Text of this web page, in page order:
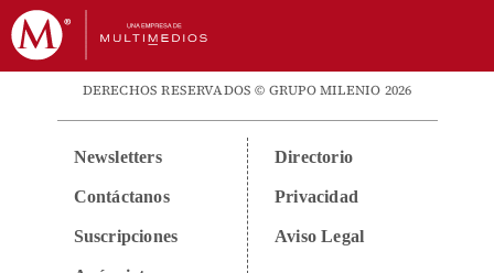
DERECHOS RESERVADOS © GRUPO MILENIO 2026
Newsletters
Contáctanos
Suscripciones
Directorio
Privacidad
Aviso Legal